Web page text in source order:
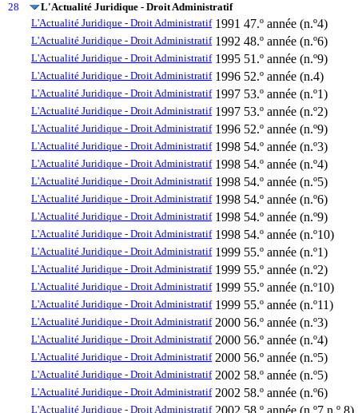
28
L'Actualité Juridique - Droit Administratif
L'Actualité Juridique - Droit Administratif 1991 47.º année (n.º4)
L'Actualité Juridique - Droit Administratif 1992 48.º année (n.º6)
L'Actualité Juridique - Droit Administratif 1995 51.º année (n.º9)
L'Actualité Juridique - Droit Administratif 1996 52.º année (n.4)
L'Actualité Juridique - Droit Administratif 1997 53.º année (n.º1)
L'Actualité Juridique - Droit Administratif 1997 53.º année (n.º2)
L'Actualité Juridique - Droit Administratif 1996 52.º année (n.º9)
L'Actualité Juridique - Droit Administratif 1998 54.º année (n.º3)
L'Actualité Juridique - Droit Administratif 1998 54.º année (n.º4)
L'Actualité Juridique - Droit Administratif 1998 54.º année (n.º5)
L'Actualité Juridique - Droit Administratif 1998 54.º année (n.º6)
L'Actualité Juridique - Droit Administratif 1998 54.º année (n.º9)
L'Actualité Juridique - Droit Administratif 1998 54.º année (n.º10)
L'Actualité Juridique - Droit Administratif 1999 55.º année (n.º1)
L'Actualité Juridique - Droit Administratif 1999 55.º année (n.º2)
L'Actualité Juridique - Droit Administratif 1999 55.º année (n.º10)
L'Actualité Juridique - Droit Administratif 1999 55.º année (n.º11)
L'Actualité Juridique - Droit Administratif 2000 56.º année (n.º3)
L'Actualité Juridique - Droit Administratif 2000 56.º année (n.º4)
L'Actualité Juridique - Droit Administratif 2000 56.º année (n.º5)
L'Actualité Juridique - Droit Administratif 2002 58.º année (n.º5)
L'Actualité Juridique - Droit Administratif 2002 58.º année (n.º6)
L'Actualité Juridique - Droit Administratif 2002 58.º année (n.º7 n.º 8)